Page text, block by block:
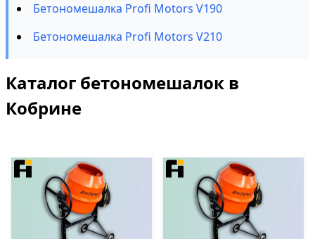
Бетономешалка Profi Motors V190
Бетономешалка Profi Motors V210
Каталог бетономешалок в
Кобрине